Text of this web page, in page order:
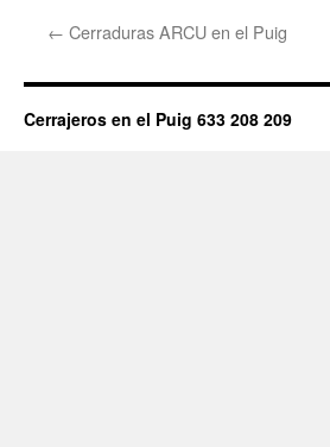
← Cerraduras ARCU en el Puig
Cerrajeros en el Puig 633 208 209